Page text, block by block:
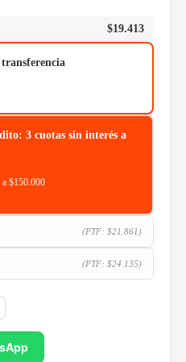
$19.413
3 cuotas sin interés a
$150.000
(PTF: $21.861 )
(PTF: $24.135)